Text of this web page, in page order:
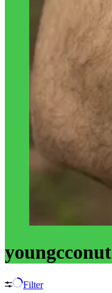
youngcconut
Filter